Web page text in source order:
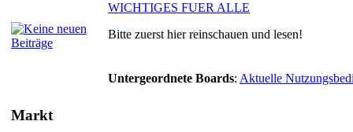
WICHTIGES FUER ALLE
Bitte zuerst hier reinschauen und lesen!
Untergeordnete Boards: Aktuelle
Markt